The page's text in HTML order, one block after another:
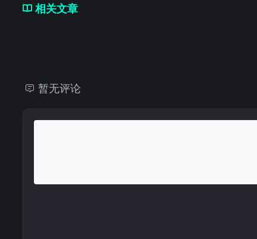
相关文章
暂无评论